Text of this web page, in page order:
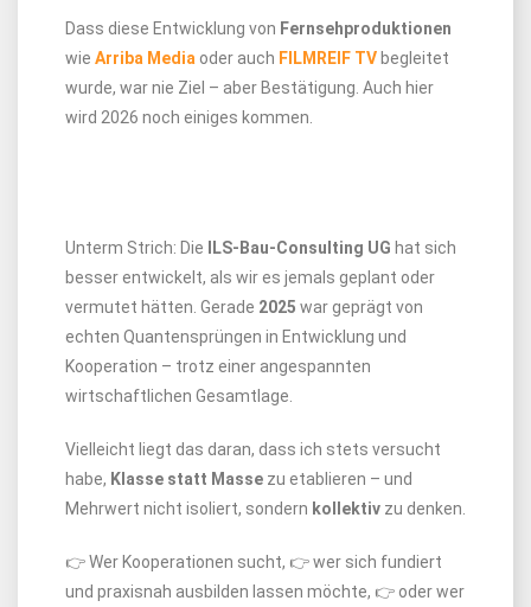
Dass diese Entwicklung von Fernsehproduktionen
wie Arriba Media oder auch FILMREIF TV begleitet
wurde, war nie Ziel – aber Bestätigung. Auch hier
wird 2026 noch einiges kommen.
Unterm Strich: Die ILS-Bau-Consulting UG hat sich
besser entwickelt, als wir es jemals geplant oder
vermutet hätten. Gerade 2025 war geprägt von
echten Quantensprüngen in Entwicklung und
Kooperation – trotz einer angespannten
wirtschaftlichen Gesamtlage.
Vielleicht liegt das daran, dass ich stets versucht
habe, Klasse statt Masse zu etablieren – und
Mehrwert nicht isoliert, sondern kollektiv zu denken.
👉 Wer Kooperationen sucht, 👉 wer sich fundiert
und praxisnah ausbilden lassen möchte, 👉 oder wer